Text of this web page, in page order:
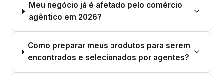
Meu negócio já é afetado pelo comércio
agêntico em 2026?
Como preparar meus produtos para serem
encontrados e selecionados por agentes?